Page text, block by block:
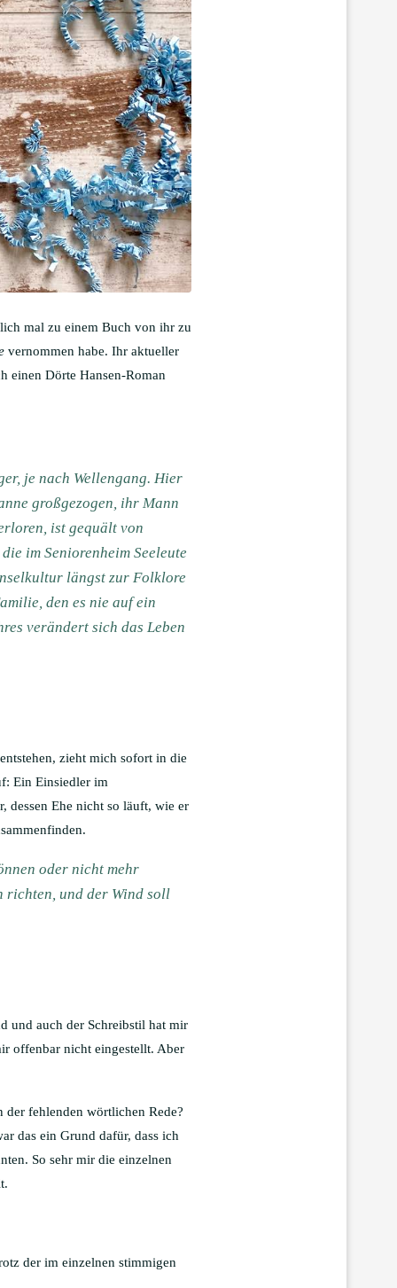
mal zu einem Buch von ihr zu
vernommen habe. Ihr aktueller
einen Dörte Hansen-Roman
je nach Wellengang. Hier
großgezogen, ihr Mann
ist gequält von
im Seniorenheim Seeleute
längst zur Folklore
den es nie auf ein
verändert sich das Leben
zieht mich sofort in die
Ein Einsiedler im
dessen Ehe nicht so läuft, wie er
oder nicht mehr
richten, und der Wind soll
und auch der Schreibstil hat mir
offenbar nicht eingestellt. Aber
der fehlenden wörtlichen Rede?
das ein Grund dafür, dass ich
So sehr mir die einzelnen
der im einzelnen stimmigen